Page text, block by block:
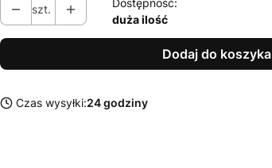
szt.
Dostępność:
duża ilość
Dodaj do koszyka
Czas wysyłki:24 godziny